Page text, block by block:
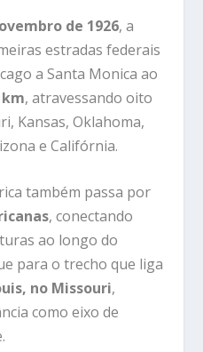
de 1926, a
estradas federais
aSanta Monica ao
km, atravessando oito
Kansas, Oklahoma,
e Califórnia.
também passa por
, conectando
ao longo do
para o trecho que liga
no Missouri,
como eixo de